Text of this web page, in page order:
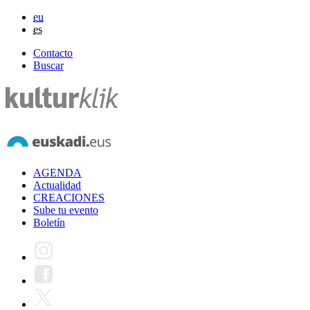
eu
es
Contacto
Buscar
AGENDA
Actualidad
CREACIONES
Sube tu evento
Boletín